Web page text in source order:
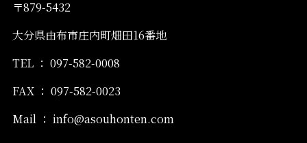
〒879-5432
大分県由布市庄内町畑田16番地
TEL ： 097-582-0008
FAX ： 097-582-0023
Mail ： info@asouhonten.com